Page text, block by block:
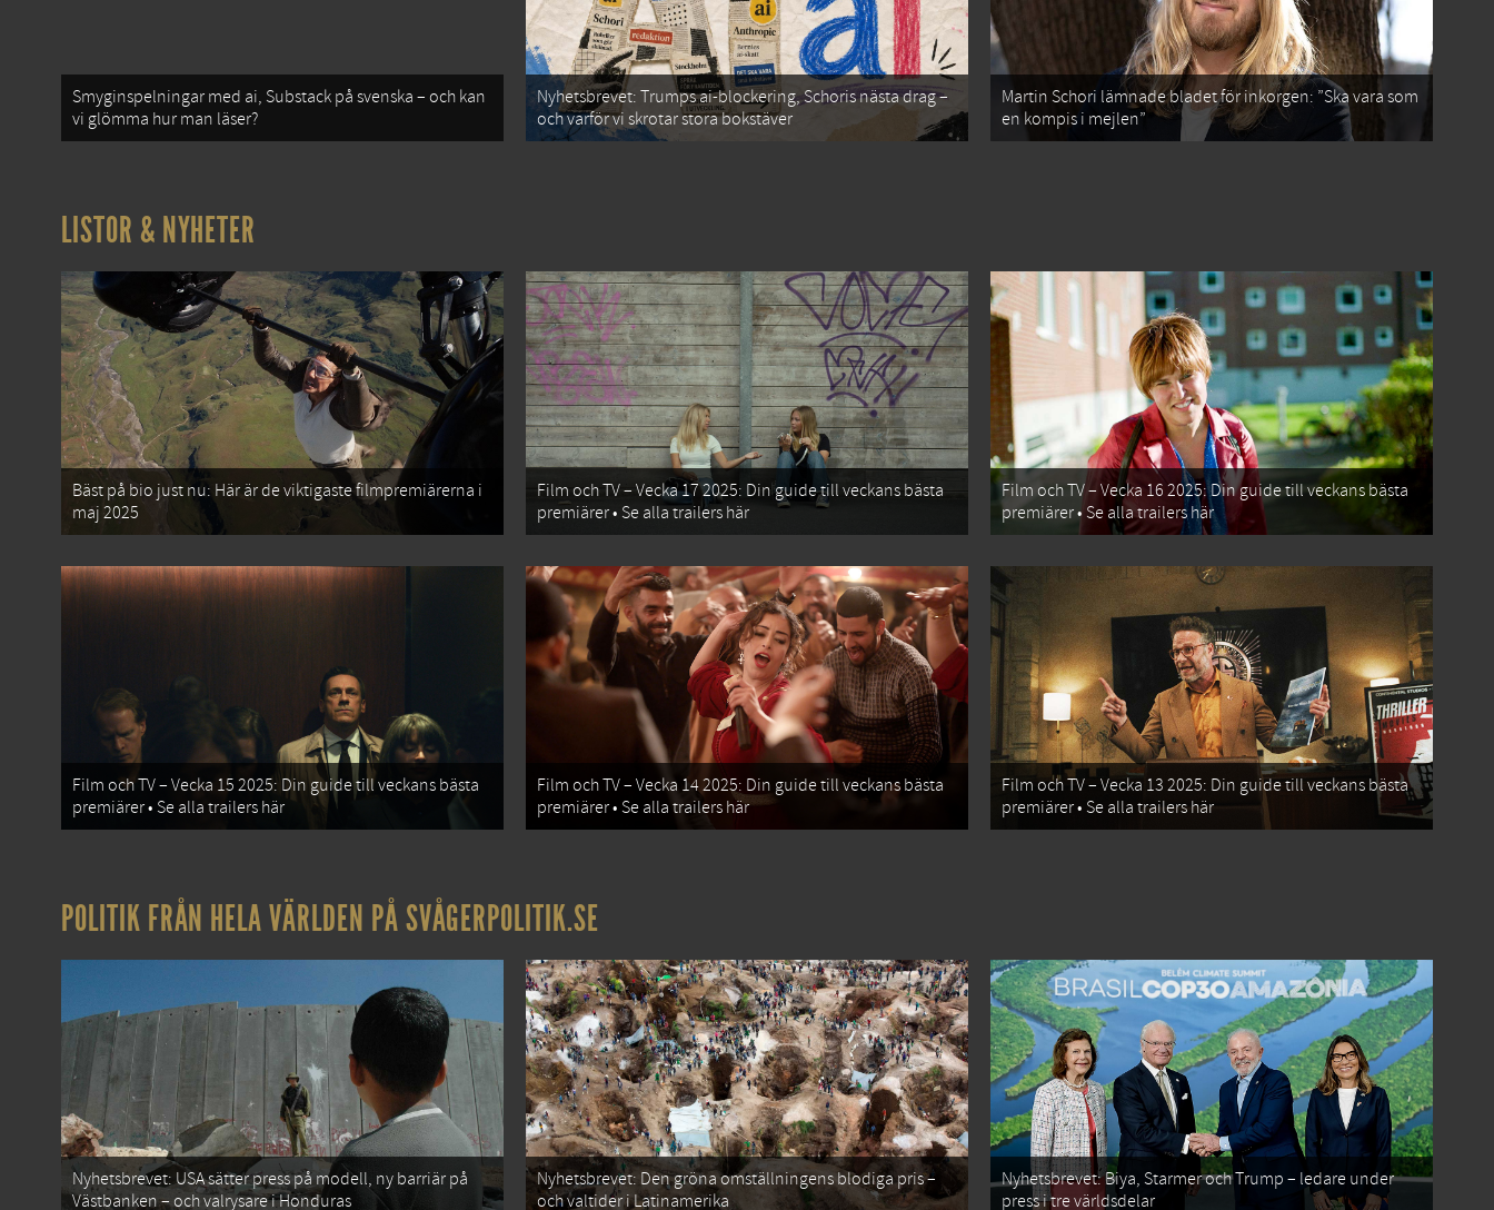
Smyginspelningar med ai, Substack på svenska – och kan
vi glömma hur man läser?
Nyhetsbrevet: Trumps ai-blockering, Schoris nästa drag –
och varför vi skrotar stora bokstäver
Martin Schori lämnade bladet för inkorgen: ”Ska vara som
en kompis i mejlen”
LISTOR & NYHETER
Bäst på bio just nu: Här är de viktigaste filmpremiärerna i
maj 2025
Film och TV – Vecka 17 2025: Din guide till veckans bästa
premiärer • Se alla trailers här
Film och TV – Vecka 16 2025: Din guide till veckans bästa
premiärer • Se alla trailers här
Film och TV – Vecka 15 2025: Din guide till veckans bästa
premiärer • Se alla trailers här
Film och TV – Vecka 14 2025: Din guide till veckans bästa
premiärer • Se alla trailers här
Film och TV – Vecka 13 2025: Din guide till veckans bästa
premiärer • Se alla trailers här
POLITIK FRÅN HELA VÄRLDEN PÅ SVÅGERPOLITIK.SE
Nyhetsbrevet: USA sätter press på modell, ny barriär på
Västbanken – och valrysare i Honduras
Nyhetsbrevet: Den gröna omställningens blodiga pris –
och valtider i Latinamerika
Nyhetsbrevet: Biya, Starmer och Trump – ledare under
press i tre världsdelar